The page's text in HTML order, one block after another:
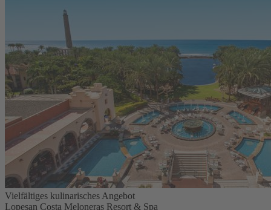
Vielfältiges kulinarisches Angebot
Lopesan Costa Meloneras Resort & Spa